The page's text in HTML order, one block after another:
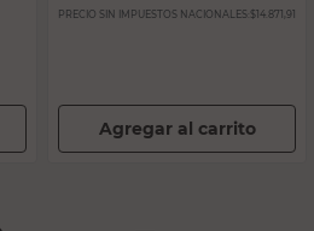
PRECIO SIN IMPUESTOS NACIONALES: $14.871,91
Agregar al carrito